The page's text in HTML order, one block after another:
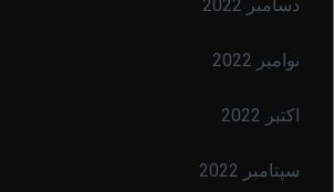
دسامبر 2022
نوامبر 2022
اکتبر 2022
سپتامبر 2022